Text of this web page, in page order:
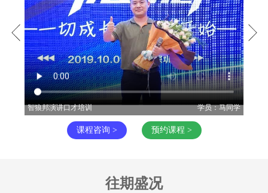
智狼邦演讲口才培训 学员：马同学
课程咨询 > 预约课程 >
往期盛况